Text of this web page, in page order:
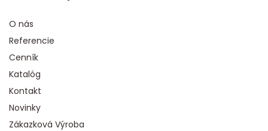
O nás
Referencie
Cenník
Katalóg
Kontakt
Novinky
Zákazková Výroba